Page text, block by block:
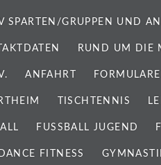
SPARTEN/GRUPPEN UND
RUND UM DIE
ANFAHRT FORMULARE
TISCHTENNIS
FUSSBALL JUGEND
DANCE FITNESS